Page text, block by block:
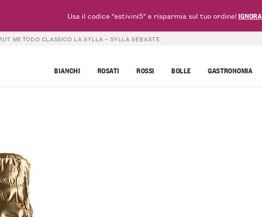
METODO CLASSICO LA SYLLA – SYLLA SEBASTE
BIANCHI ROSATI ROSSI BOLLE GASTRONOMIA
Usa il codice "estivini5" e risparmia sul tuo ordine!IGNORA